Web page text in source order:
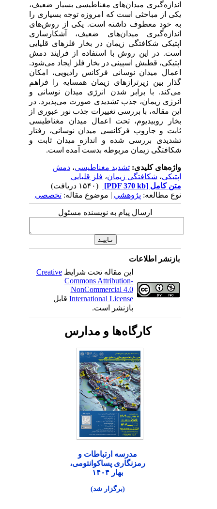
اندازه‌گیری میدان‌های مغناطیسی بسیار ضعیف،
یکی از مباحثی است که امروزه توجه بسیاری را
به خود معطوف داشته است. یکی از روش‌های
اندازه‌گیری میدان‌های ضعیف، آشکارسازی
اپتیکی شکافتگی زیمان در بخار فلزهای قلیایی
است. در این روش با استفاده از فرایند دمش
اپتیکی، قطبش اسپینی در بخار فلز ایجاد می‌شود.
اعمال میدان نوسانی فرکانس رادیویی، امکان
گذار بین زیرترازهای زیمان همسایه را فراهم
می‌کند. با برابر شدن انرژی میدان نوسانی و
انرژی زیمان، جذب تشدیدی صورت می‌پذیرد. در
این مقاله، با بررسی تغییرات جذب نور عبوری از
بخار روبیدیوم، تحت اعمال میدان مغناطیسی
ثابت و جاروب فرکانسی میدان نوسانی، رفتار
تشدیدی بررسی شده و اندازه میدان ثابت و
شکافتگی زیمان مربوطه بدست آمده است.
واژه‌های کلیدی:تشدید مغناطیسی،دمش
اپتیکی،شکافتگی زیمان،فلز قلیایی
متن کامل[PDF 370 kb]
نوع مطالعه:پژوهشي| موضوع مقاله:تخصصی
ارسال پیام به نویسنده مسئول
بازنشر اطلاعات
این مقاله تحت شرایطCreative
Commons Attribution-
NonCommercial 4.0
International Licenseقابل
بازنشر است.
کارگاه‌ها و مدارس
مدرسه ارتباطات و
رمزنگاری پساکوانتومی،
بهار ۱۴۰۴
(برگزار شد)